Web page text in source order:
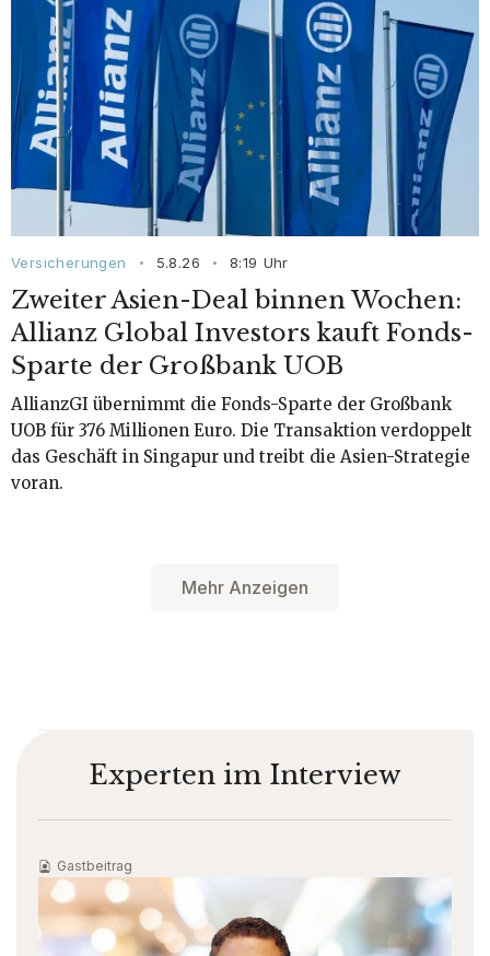
Versicherungen • 5.8.26 • 8:19 Uhr
Zweiter Asien-Deal binnen Wochen:
Allianz Global Investors kauft Fonds-
Sparte der Großbank UOB
AllianzGI übernimmt die Fonds-Sparte der Großbank
UOB für 376 Millionen Euro. Die Transaktion verdoppelt
das Geschäft in Singapur und treibt die Asien-Strategie
voran.
Mehr Anzeigen
Experten im Interview
Gastbeitrag